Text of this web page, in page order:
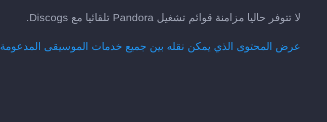
لا تتوفر حاليا مزامنة قوائم تشغيل Pandora تلقائيا مع Discogs.
عرض المحتوى الذي يمكن نقله بين جميع خدمات الموسيقى المدعومة